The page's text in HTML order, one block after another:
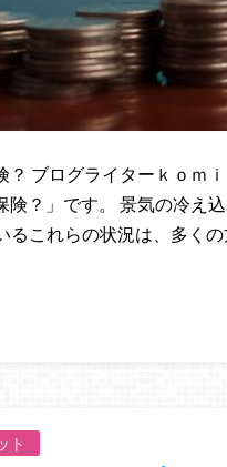
ブログライターｋｏｍ
険？」です。 景気の冷え
るこれらの状況は、多く
ト